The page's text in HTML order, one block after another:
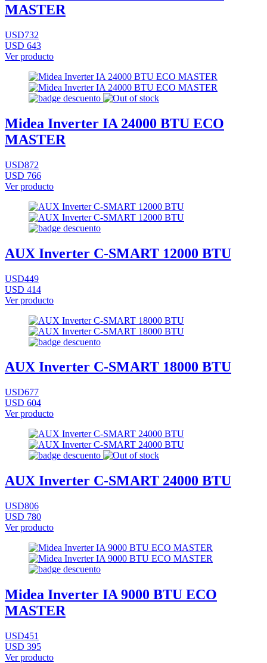
MASTER
USD732
USD 643
Ver producto
Midea Inverter IA 24000 BTU ECO
MASTER
USD872
USD 766
Ver producto
AUX Inverter C-SMART 12000 BTU
USD449
USD 414
Ver producto
AUX Inverter C-SMART 18000 BTU
USD677
USD 604
Ver producto
AUX Inverter C-SMART 24000 BTU
USD806
USD 780
Ver producto
Midea Inverter IA 9000 BTU ECO
MASTER
USD451
USD 395
Ver producto